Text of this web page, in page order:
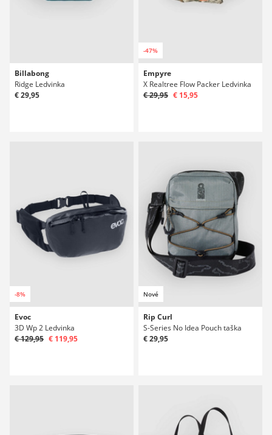
Billabong
Ridge Ledvinka
€ 29,95
-47%
Empyre
X Realtree Flow Packer Ledvinka
€ 29,95 € 15,95
-8%
Evoc
3D Wp 2 Ledvinka
€ 129,95 € 119,95
Nové
Rip Curl
S-Series No Idea Pouch taška
€ 29,95